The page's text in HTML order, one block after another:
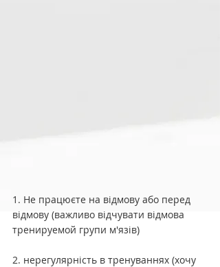
1. Не працюєте на відмову або перед
відмову (важливо відчувати відмова
тренируемой групи м'язів)
2. нерегулярність в тренуваннях (хочу